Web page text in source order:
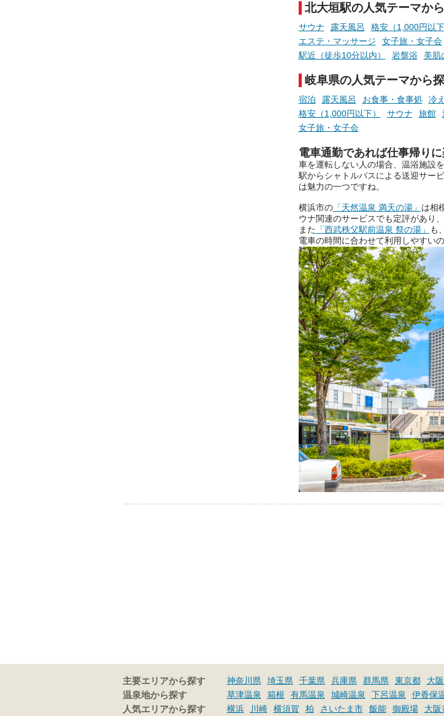
北大垣駅の人気テーマか
サウナ 露天風呂 格安（1,000円以下
エステ・マッサージ
女子旅・女子会
駅近（徒歩10分以内）
岩盤浴 美肌
岐阜県の人気テーマから
宿泊 露天風呂 お食事・食事処 冷
格安（1,000円以下）
サウナ 旅館
女子旅・女子会
電車通勤であれば仕事帰り
車を運転しない人の場合、温浴施設
駅からシャトルバスによる送迎サー
は魅力の一つですね。
横浜市の「天然温泉 満天の湯」 は相
ウナ関連のサービスでも定評があり
また 「西武秩父駅前温泉 祭の湯」
も
電車の時間に合わせて利用しやすい
主要エリアから探す 神奈川県 埼玉県 千葉県 兵庫県 群馬県 東京都 大
温泉地から探す
草津温泉 箱根 有馬温泉 城崎温泉 下呂温泉 伊香保
人気エリアから探す
横浜 川崎 横須賀 柏 さいたま市 飯能 御殿場 大阪